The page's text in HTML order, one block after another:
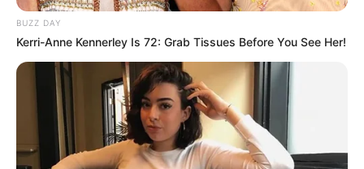
BUZZ DAY
Kerri-Anne Kennerley Is 72: Grab Tissues Before You See Her!